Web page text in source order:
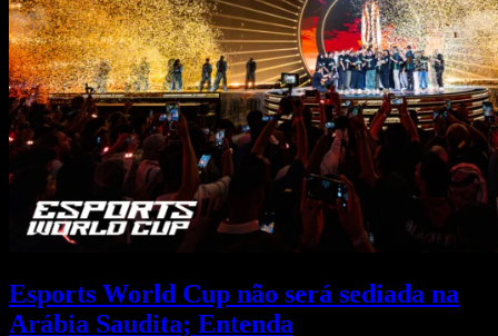
Esports World Cup não será sediada na
Arábia Saudita; Entenda